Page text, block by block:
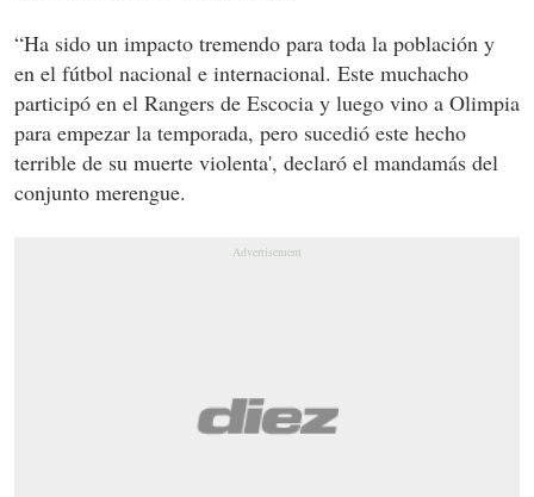
“Ha sido un impacto tremendo para toda la población y
en el fútbol nacional e internacional. Este muchacho
participó en el Rangers de Escocia y luego vino a Olimpia
para empezar la temporada, pero sucedió este hecho
terrible de su muerte violenta', declaró el mandamás del
conjunto merengue.